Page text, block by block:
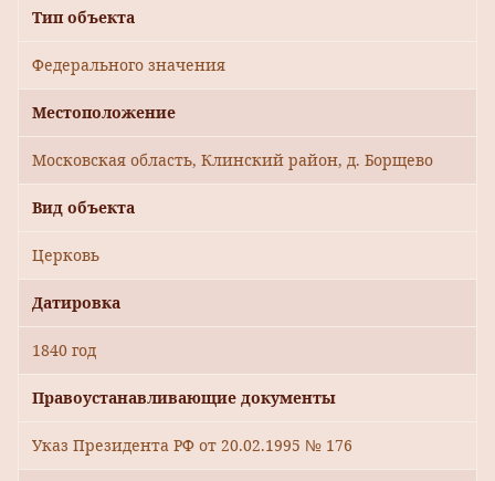
Тип объекта
Федерального значения
Местоположение
Московская область, Клинский район, д. Борщево
Вид объекта
Церковь
Датировка
1840 год
Правоустанавливающие документы
Указ Президента РФ от 20.02.1995 № 176